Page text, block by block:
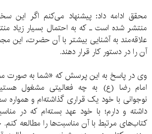
محقق ادامه داد: پیشنهاد می‌کنم اگر این
منتشر شده‌ است ـ که به احتمال بسیار زیاد
علاقه‌مند به آشنایی بیشتر با آن حضرت، این
آن را در دستور کار قرار دهند.
وی در پاسخ به این پرسش که «شما به
امام رضا (ع) به چه فعالیتی مشغول
نوجوانی با خود یک قراری گذاشته‌ام و همواره
داشته و دارم؛ با خود عهد بسته‌ام که در
کتاب‌های مرتبط با آن مناسبت‌ها را مطالعه